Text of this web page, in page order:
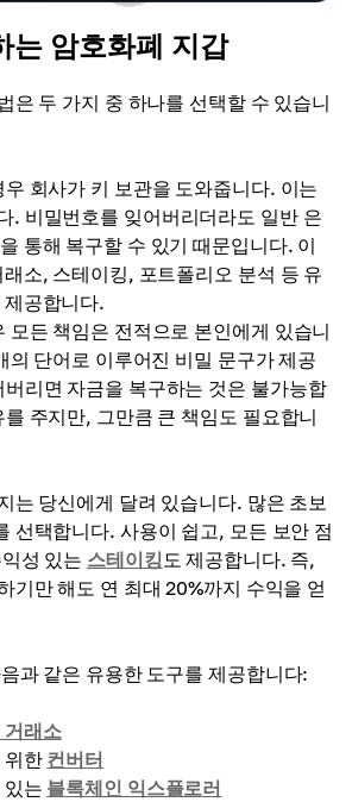
는 암호화폐 지갑
은 두 가지 중 하나를 선택할 수 있습니
회사가 키 보관을 도와줍니다. 이는
. 비밀번호를 잊어버리더라도 일반 은
통해 복구할 수 있기 때문입니다. 이
소, 스테이킹, 포트폴리오 분석 등 유
공합니다.
모든 책임은 전적으로 본인에게 있습니
의 단어로 이루어진 비밀 문구가 제공
리면 자금을 복구하는 것은 불가능합
주지만, 그만큼 큰 책임도 필요합니
는 당신에게 달려 있습니다. 많은 초보
선택합니다. 사용이 쉽고, 모든 보안 점
성 있는 스테이킹도 제공합니다. 즉,
기만 해도 연 최대 20%까지 수익을 얻
과 같은 유용한 도구를 제공합니다:
거래소
위한 컨버터
있는 블록체인 익스플로러